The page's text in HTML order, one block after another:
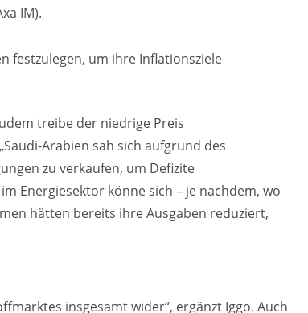
IM).
festzulegen, um ihre Inflationsziele
treibe der niedrige Preis
Arabien sah sich aufgrund des
zu verkaufen, um Defizite
Energiesektor könne sich – je nachdem, wo
hätten bereits ihre Ausgaben reduziert,
insgesamt wider“, ergänzt Iggo. Auch